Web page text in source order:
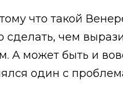
что такой
сделать, чем
А может быть и
один с